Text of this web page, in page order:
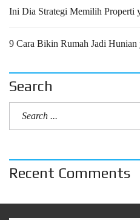
Ini Dia Strategi Memilih Properti
9 Cara Bikin Rumah Jadi Hunian
Search
Recent Comments